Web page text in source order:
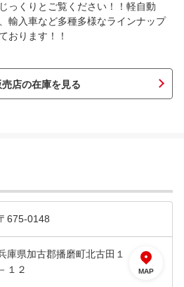
っくりとご覧ください！！軽自動
輸入車など多種多様なラインナップ
おります！！
売店の在庫を見る
675-0148
庫県加古郡播磨町北古田１
－１２
MAP